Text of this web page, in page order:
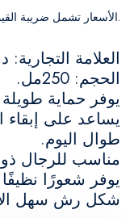
.الأسعار تشمل ضريبة
العلامة
الحجم: 250مل.
يوفر حماية
يساعد على إبقاء
طوال اليوم.
مناسب للرجال
يوفر شعورًا
شكل رش سهل